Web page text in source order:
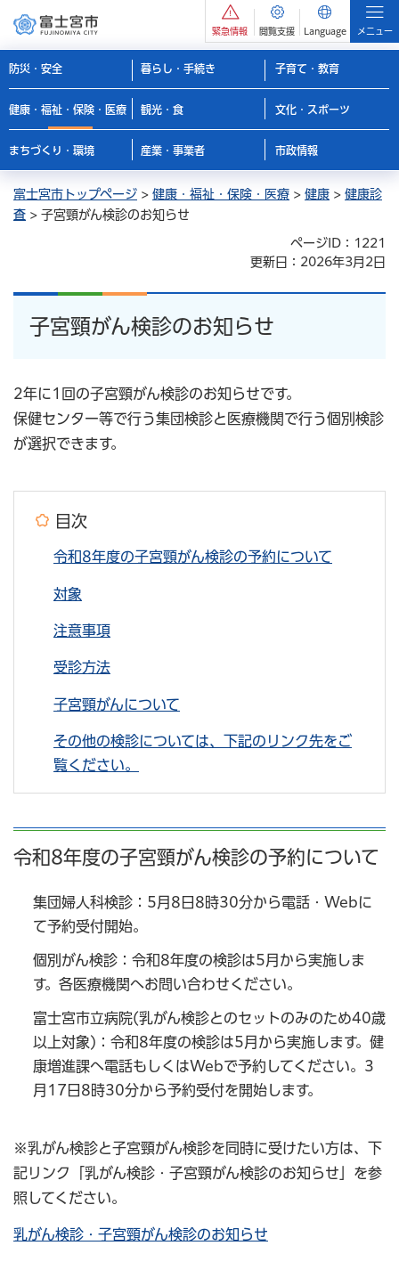
緊急情報 閲覧支援 Language メニュー
防災・安全 暮らし・手続き 子育て・教育
健康・福祉・保険・医療 観光・食 文化・スポーツ
まちづくり・環境 産業・事業者 市政情報
富士宮市トップページ > 健康・福祉・保険・医療 > 健康 > 健康診
査 > 子宮頸がん検診のお知らせ
ページID：1221
更新日：2026年3月2日
子宮頸がん検診のお知らせ
2年に1回の子宮頸がん検診のお知らせです。
保健センター等で行う集団検診と医療機関で行う個別検診
が選択できます。
目次
令和8年度の子宮頸がん検診の予約について
対象
注意事項
受診方法
子宮頸がんについて
その他の検診については、下記のリンク先をご
覧ください。
令和8年度の子宮頸がん検診の予約について
集団婦人科検診：5月8日8時30分から電話・Webに
て予約受付開始。
個別がん検診：令和8年度の検診は5月から実施しま
す。各医療機関へお問い合わせください。
富士宮市立病院(乳がん検診とのセットのみのため40歳
以上対象)：令和8年度の検診は5月から実施します。健
康増進課へ電話もしくはWebで予約してください。3
月17日8時30分から予約受付を開始します。
※乳がん検診と子宮頸がん検診を同時に受けたい方は、下
記リンク「乳がん検診・子宮頸がん検診のお知らせ」を参
照してください。
乳がん検診・子宮頸がん検診のお知らせ